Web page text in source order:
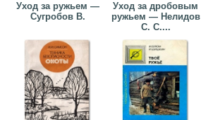
Уход за ружьем —
Сугробов В.
Уход за дробовым
ружьем — Нелидов
С. С....